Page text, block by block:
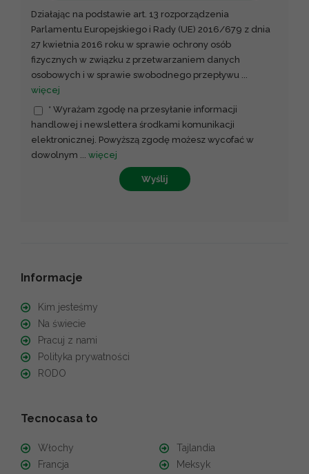
Działając na podstawie art. 13 rozporządzenia
Parlamentu Europejskiego i Rady (UE) 2016/679 z dnia
27 kwietnia 2016 roku w sprawie ochrony osób
fizycznych w związku z przetwarzaniem danych
osobowych i w sprawie swobodnego przepływu ...
więcej
* Wyrażam zgodę na przesyłanie informacji
handlowej i newslettera środkami komunikacji
elektronicznej. Powyższą zgodę możesz wycofać w
dowolnym ... więcej
Wyślij
Informacje
Kim jesteśmy
Na świecie
Pracuj z nami
Polityka prywatności
RODO
Tecnocasa to
Włochy
Francja
Tajlandia
Meksyk